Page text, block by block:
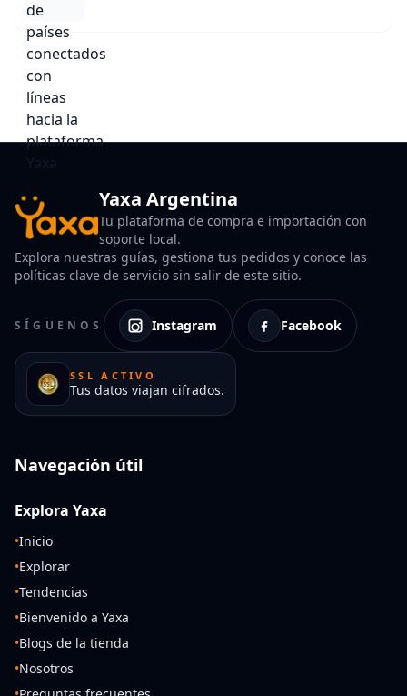
Yaxa Argentina
Tu plataforma de compra e importación con
soporte local.
Explora nuestras guías, gestiona tus pedidos y conoce las
políticas clave de servicio sin salir de este sitio.
SÍGUENOS Instagram Facebook
SSL ACTIVO
Tus datos viajan cifrados.
Navegación útil
Explora Yaxa
•Inicio
•Explorar
•Tendencias
•Bienvenido a Yaxa
•Blogs de la tienda
•Nosotros